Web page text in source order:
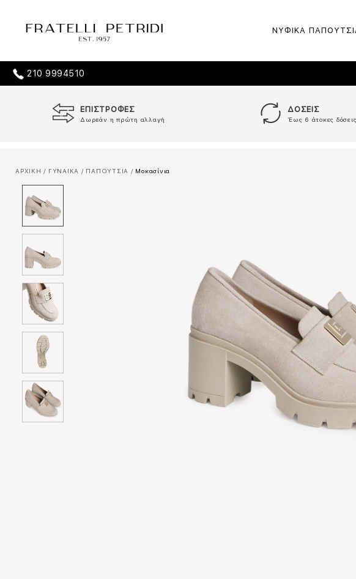
ΝΥΦΙΚΑ
210 9994510
ΕΠΙΣΤΡΟΦΕΣ
Δωρεάν η πρώτη αλλαγή
ΔΟΣΕΙΣ
Έως 6 άτοκες δόσεις
ΑΡΧΙΚΗ / ΓΥΝΑΙΚΑ / ΠΑΠΟΥΤΣΙΑ / Μοκασίνια